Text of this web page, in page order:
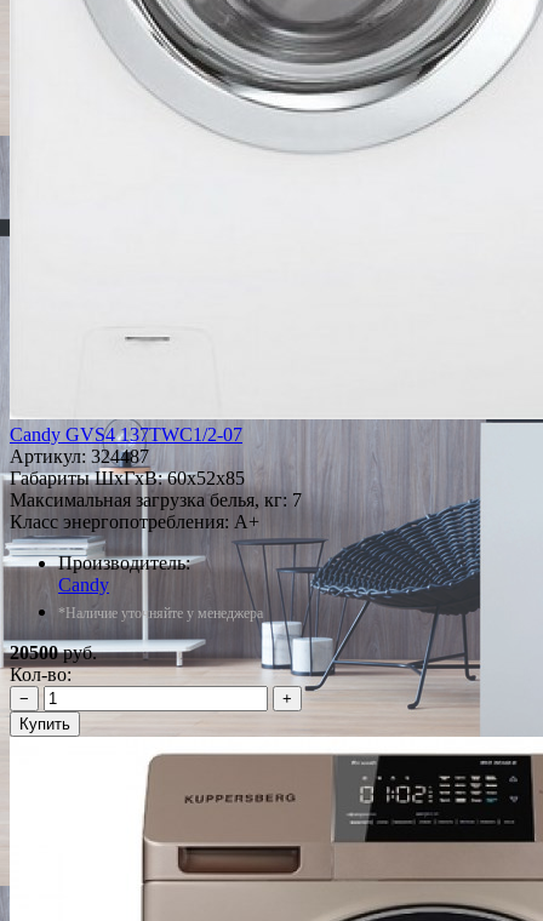
Candy GVS4 137TWC1/2-07
Артикул: 324487
Габариты ШxГxВ: 60x52x85
Максимальная загрузка белья, кг: 7
Класс энергопотребления: A+
Производитель:
Candy
*Наличие уточняйте у менеджера
20500руб.
Кол-во:
−
+
Купить